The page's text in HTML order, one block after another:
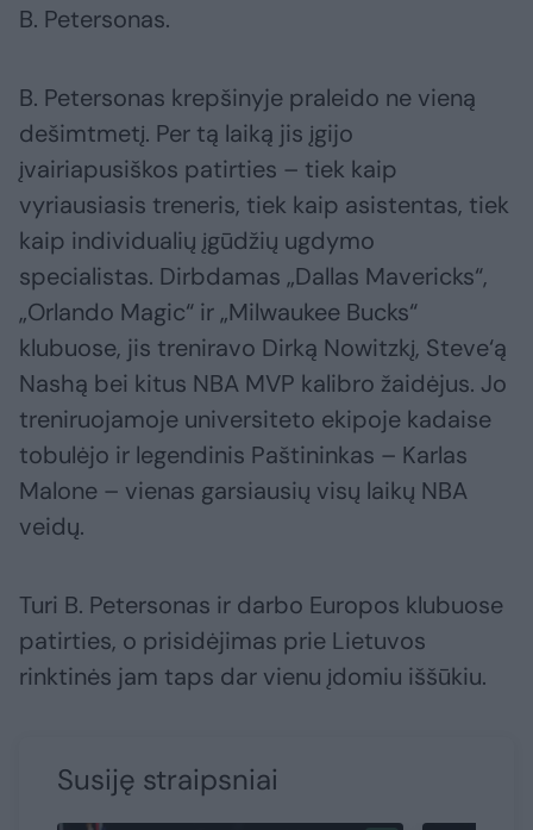
B. Petersonas.
B. Petersonas krepšinyje praleido ne vieną
dešimtmetį. Per tą laiką jis įgijo
įvairiapusiškos patirties – tiek kaip
vyriausiasis treneris, tiek kaip asistentas, tiek
kaip individualių įgūdžių ugdymo
specialistas. Dirbdamas „Dallas Mavericks“,
„Orlando Magic“ ir „Milwaukee Bucks“
klubuose, jis treniravo Dirką Nowitzkį, Steve‘ą
Nashą bei kitus NBA MVP kalibro žaidėjus. Jo
treniruojamoje universiteto ekipoje kadaise
tobulėjo ir legendinis Paštininkas – Karlas
Malone – vienas garsiausių visų laikų NBA
veidų.
Turi B. Petersonas ir darbo Europos klubuose
patirties, o prisidėjimas prie Lietuvos
rinktinės jam taps dar vienu įdomiu iššūkiu.
Susiję straipsniai